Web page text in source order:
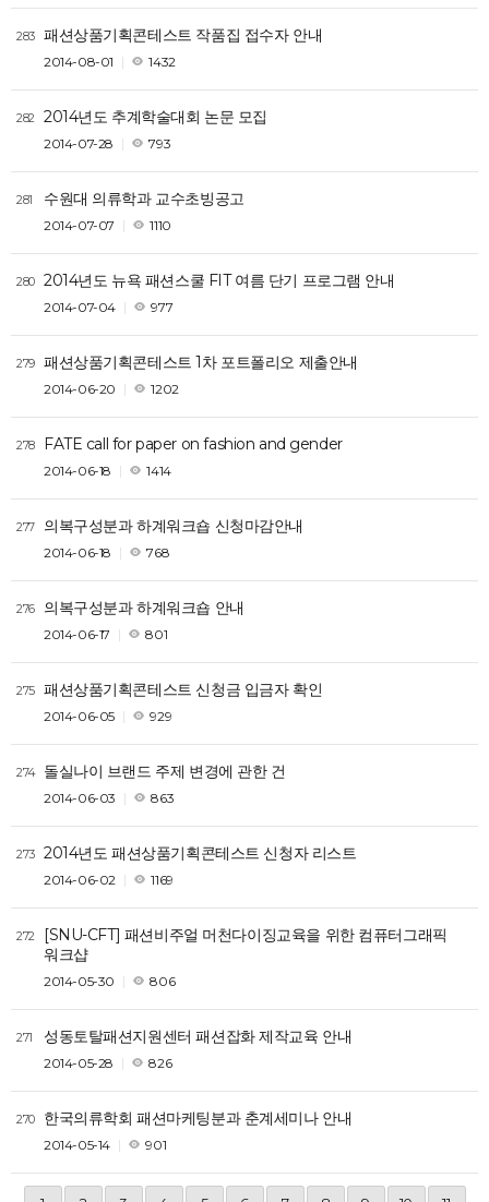
283 패션상품기획콘테스트 작품집 접수자 안내
2014-08-01 1432
282 2014년도 추계학술대회 논문 모집
2014-07-28 793
281 수원대 의류학과 교수초빙공고
2014-07-07 1110
280 2014년도 뉴욕 패션스쿨 FIT 여름 단기 프로그램 안내
2014-07-04 977
279 패션상품기획콘테스트 1차 포트폴리오 제출안내
2014-06-20 1202
278 FATE call for paper on fashion and gender
2014-06-18 1414
277 의복구성분과 하계워크숍 신청마감안내
2014-06-18 768
276 의복구성분과 하계워크숍 안내
2014-06-17 801
275 패션상품기획콘테스트 신청금 입금자 확인
2014-06-05 929
274 돌실나이 브랜드 주제 변경에 관한 건
2014-06-03 863
273 2014년도 패션상품기획콘테스트 신청자 리스트
2014-06-02 1169
272
[SNU-CFT] 패션비주얼 머천다이징교육을 위한 컴퓨터그래픽
워크샵
2014-05-30 806
271 성동토탈패션지원센터 패션잡화 제작교육 안내
2014-05-28 826
270 한국의류학회 패션마케팅분과 춘계세미나 안내
2014-05-14 901